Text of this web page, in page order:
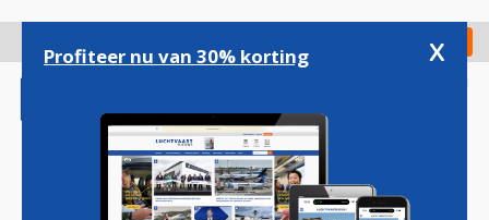
gaan
Check in
Profiteer nu van 30% korting x